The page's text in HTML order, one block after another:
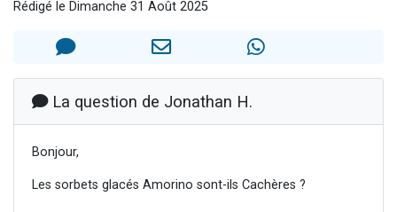
Il reste 49 places pour étudier en groupe sur Zoom
Eva vient de donner son Maasser
Rédigé le Dimanche 31 Août 2025
La question de Jonathan H.
Bonjour,
Les sorbets glacés Amorino sont-ils Cachères ?